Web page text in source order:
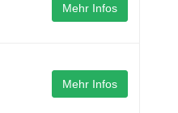
Mehr Infos
Mehr Infos